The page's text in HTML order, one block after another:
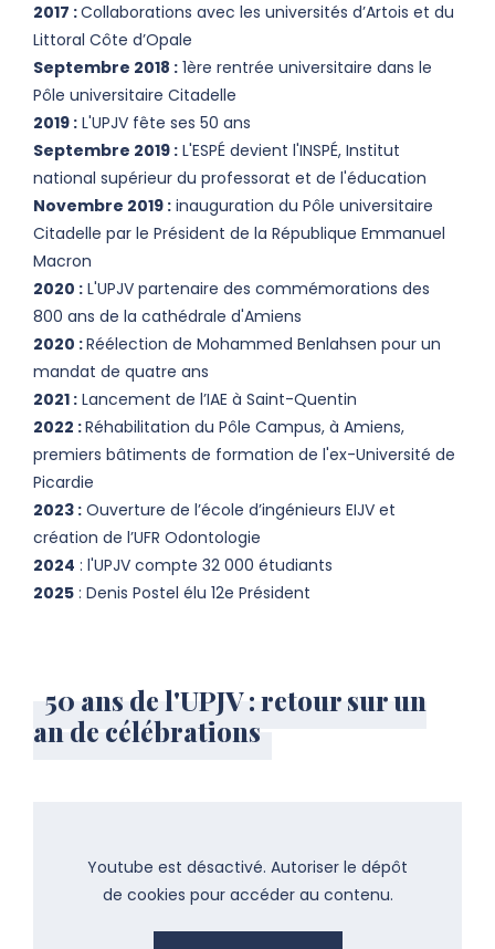
2017 :Collaborations avec les universités d’Artois et du
Littoral Côte d’Opale
Septembre 2018 : 1ère rentrée universitaire dans le
Pôle universitaire Citadelle
2019 : L'UPJV fête ses 50 ans
Septembre 2019 : L'ESPÉ devient l'INSPÉ, Institut
national supérieur du professorat et de l'éducation
Novembre 2019 : inauguration du Pôle universitaire
Citadelle par le Président de la République Emmanuel
Macron
2020 : L'UPJV partenaire des commémorations des
800 ans de la cathédrale d'Amiens
2020 :Réélection de Mohammed Benlahsen pour un
mandat de quatre ans
2021 : Lancement de l’IAE à Saint-Quentin
2022 :Réhabilitation du Pôle Campus, à Amiens,
premiers bâtiments de formation de l'ex-Université de
Picardie
2023 : Ouverture de l’école d’ingénieurs EIJV​ et
création de l’UFR Odontologie​
2024 : l'UPJV compte 32 000 étudiants
2025 : Denis Postel élu 12e Président
50 ans de l'UPJV : retour sur un
an de célébrations
Youtube est désactivé. Autoriser le dépôt
de cookies pour accéder au contenu.